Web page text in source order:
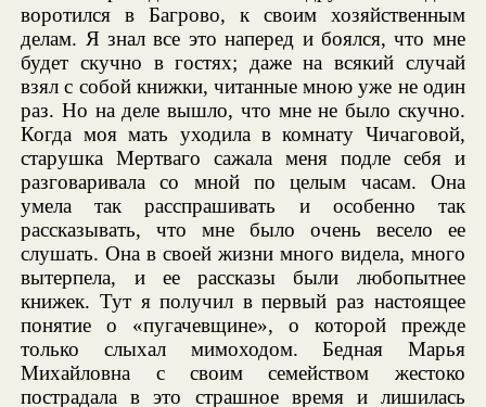
воротился в Багрово, к своим хозяйственным
делам. Я знал все это наперед и боялся, что мне
будет скучно в гостях; даже на всякий случай
взял с собой книжки, читанные мною уже не один
раз. Но на деле вышло, что мне не было скучно.
Когда моя мать уходила в комнату Чичаговой,
старушка Мертваго сажала меня подле себя и
разговаривала со мной по целым часам. Она
умела так расспрашивать и особенно так
рассказывать, что мне было очень весело ее
слушать. Она в своей жизни много видела, много
вытерпела, и ее рассказы были любопытнее
книжек. Тут я получил в первый раз настоящее
понятие о «пугачевщине», о которой прежде
только слыхал мимоходом. Бедная Марья
Михайловна с своим семейством жестоко
пострадала в это страшное время и лишилась